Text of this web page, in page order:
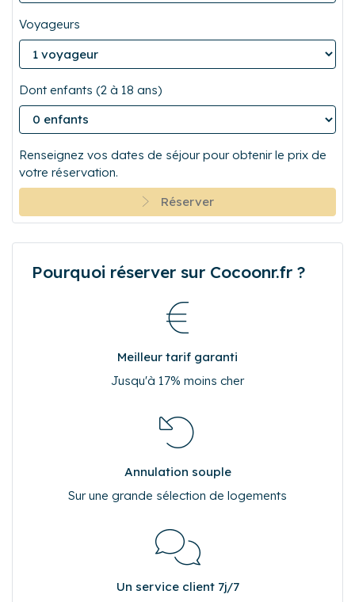
Voyageurs
Dont enfants (2 à 18 ans)
Renseignez vos dates de séjour pour obtenir le prix de
votre réservation.
Réserver
Pourquoi réserver sur Cocoonr.fr ?
Meilleur tarif garanti
Jusqu'à 17% moins cher
Annulation souple
Sur une grande sélection de logements
Un service client 7j/7